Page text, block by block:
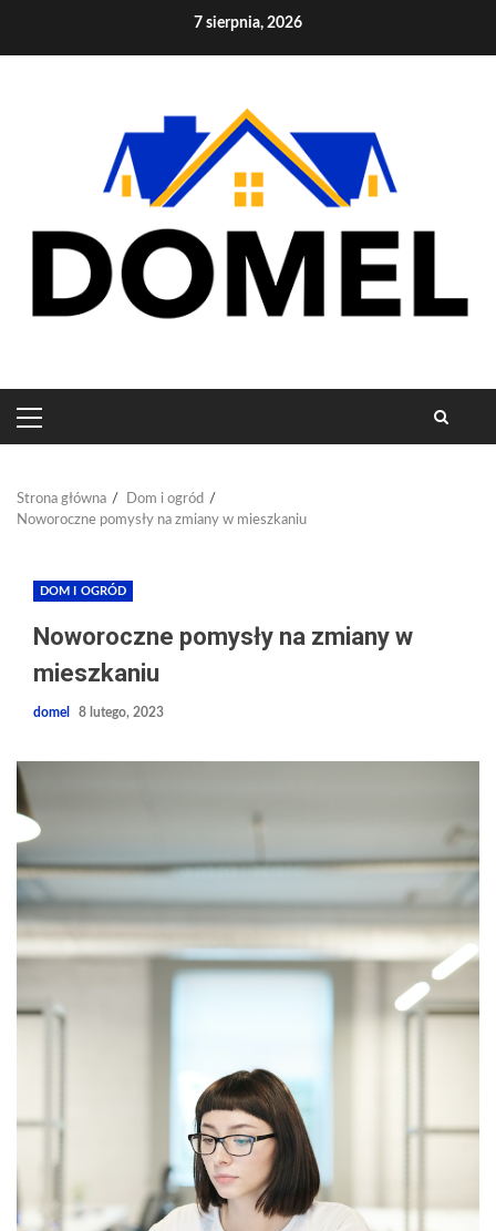
7 sierpnia, 2026
PRIMARY
MENU
Strona główna
Dom i ogród
Noworoczne pomysły na zmiany w mieszkaniu
DOM I OGRÓD
Noworoczne pomysły na zmiany w
mieszkaniu
domel 8 lutego, 2023